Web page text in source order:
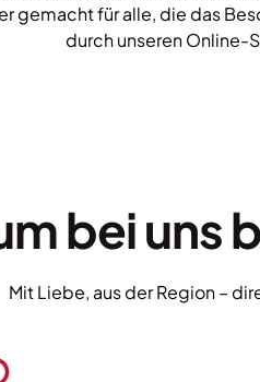
gemacht für alle, die das
durch unseren Online-
bei uns
Mit Liebe, aus der Region –